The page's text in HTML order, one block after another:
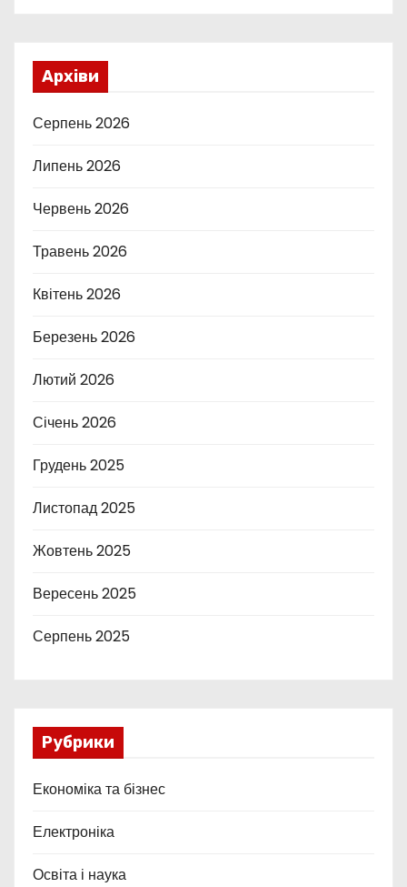
Архіви
Серпень 2026
Липень 2026
Червень 2026
Травень 2026
Квітень 2026
Березень 2026
Лютий 2026
Січень 2026
Грудень 2025
Листопад 2025
Жовтень 2025
Вересень 2025
Серпень 2025
Рубрики
Економіка та бізнес
Електроніка
Освіта і наука